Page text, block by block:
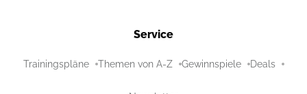
Service
Trainingspläne Themen von A-Z Gewinnspiele Deals